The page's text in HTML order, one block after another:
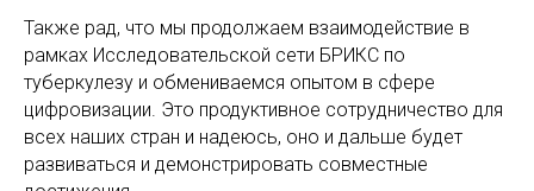
Также рад, что мы продолжаем взаимодействие в
рамках Исследовательской сети БРИКС по
туберкулезу и обмениваемся опытом в сфере
цифровизации. Это продуктивное сотрудничество для
всех наших стран и надеюсь, оно и дальше будет
развиваться и демонстрировать совместные